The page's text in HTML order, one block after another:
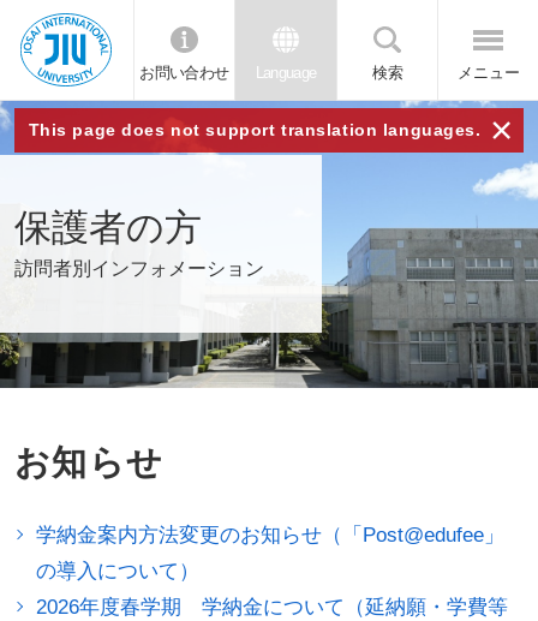
JIU 城西国
際大学
お問い合わせ Language 検索 メニュー
This page does not support translation languages. ×
保護者の方
訪問者別インフォメーション
お知らせ
学納金案内方法変更のお知らせ（「Post@edufee」
の導入について）
2026年度春学期 学納金について（延納願・学費等